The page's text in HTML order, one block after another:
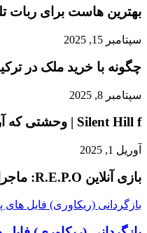
بهترین هاست برای ربات
سپتامبر 15, 2025
چگونه با خرید ملک در
سپتامبر 8, 2025
Silent Hill f | وحشتی که آرام‌آرام وارد ذهن شما می‌شود…
آوریل 1, 2025
بازی آنلاین R.E.P.O: ماجراجویی اکشن در دنیایی آخرالزمانی!
بازگردانی (ریکاوری) فایل های